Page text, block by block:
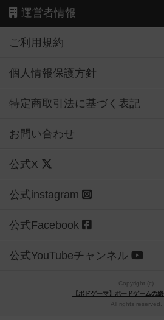
運営者情報
ご利用規約
個人情報保護方針
特定商取引法に基づく表記
お問い合わせ
公式X
公式instagram
公式Facebook
公式YouTubeチャンネル
Copyright (c)
【ボドゲーマ】ボードゲームの
All rights reserved.